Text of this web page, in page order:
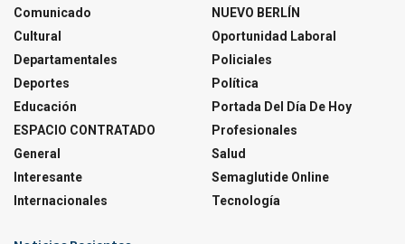
Comunicado
Cultural
Departamentales
Deportes
Educación
ESPACIO CONTRATADO
General
Interesante
Internacionales
NUEVO BERLÍN
Oportunidad Laboral
Policiales
Política
Portada Del Día De Hoy
Profesionales
Salud
Semaglutide Online
Tecnología